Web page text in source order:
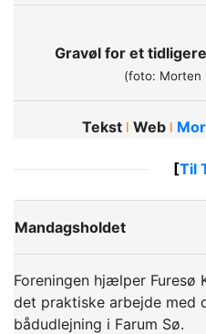
Gravøl for et
(foto: Morten
Tekst ǀ Web ǀ
[Til
Mandagsholdet
Foreningen hjælper Furesø
det praktiske arbejde med
bådudlejning i Farum Sø.